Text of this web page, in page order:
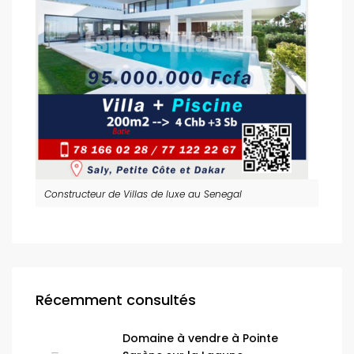
Constructeur de Villas de luxe au Senegal
Récemment consultés
Domaine à vendre à Pointe